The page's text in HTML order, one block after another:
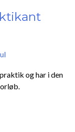
og har i den